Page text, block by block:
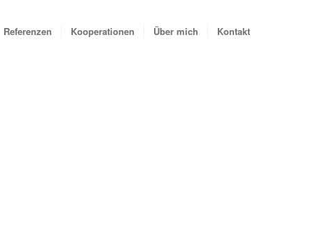
Referenzen Kooperationen Über mich Kontakt